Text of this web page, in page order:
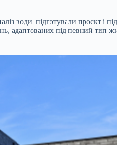
води, підготували проєкт
адаптованих під певний тип